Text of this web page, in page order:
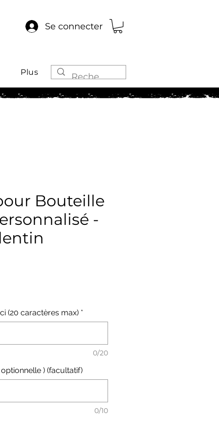
Se connecter
Plus
Bouteille
-
(20 caractères max) *
0/20
) (facultatif)
0/10